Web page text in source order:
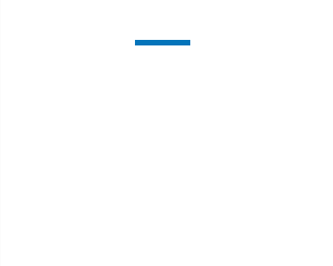
profundizar la